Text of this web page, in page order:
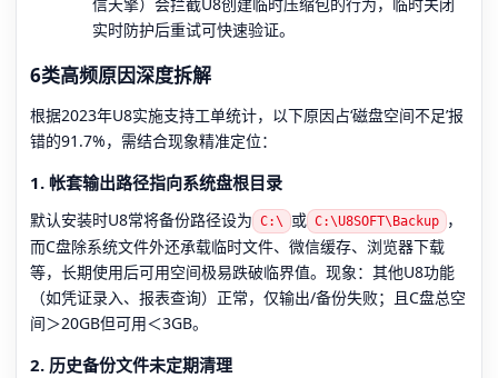
实时防护后重试可快速验证。
6类高频原因深度拆解
根据2023年U8实施支持工单统计，以下原因占‘磁盘空间不足’报
错的91.7%，需结合现象精准定位：
1. 帐套输出路径指向系统盘根目录
默认安装时U8常将备份路径设为 C:\ 或 C:\U8SOFT\Backup
，
而C盘除系统文件外还承载临时文件、微信缓存、浏览器下载
等，长期使用后可用空间极易跌破临界值。现象：其他U8功能
（如凭证录入、报表查询）正常，仅输出/备份失败；且C盘总空
间＞20GB但可用＜3GB。
2. 历史备份文件未定期清理